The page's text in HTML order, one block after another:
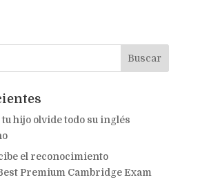
hijo olvide todo su inglés
el reconocimiento
Premium Cambridge Exam